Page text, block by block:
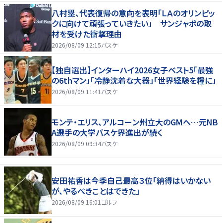
八村塁、代表復帰の意向を表明「ＬＡのオリンピッ
クに向けて頑張っていきたい」 サンジャポの取
材を受けた衝撃理由
2026/08/09 12:15バスケ
【独自選出】インターハイ2026女子ベスト5「最強
の6thマン」「冷静沈着な大器」「世界経験を糧に」
2026/08/09 11:41 バスケ
モンテ・エリス、アルコーン州立大のGMへ…元NB
A選手の大学バスケ界進出が続く
2026/08/09 09:34バスケ
安田祐香は今季自己最高３位「納得はいかない
が、やるべきことはできた」
2026/08/09 16:01 ゴルフ